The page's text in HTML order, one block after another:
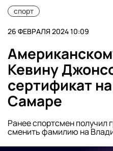
спорт
26 ФЕВРАЛЯ 2024 10:09
Кевину
сертификат
Самаре
Ранее спортсмен получил
сменить фамилию на